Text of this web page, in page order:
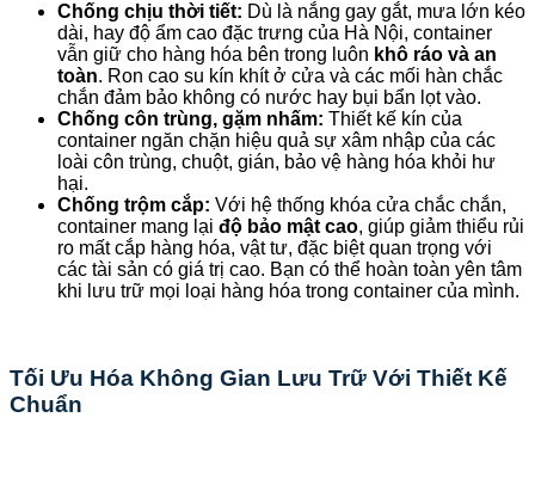
Chống chịu thời tiết: Dù là nắng gay gắt, mưa lớn kéo
dài, hay độ ẩm cao đặc trưng của Hà Nội, container
vẫn giữ cho hàng hóa bên trong luôn khô ráo và an
toàn. Ron cao su kín khít ở cửa và các mối hàn chắc
chắn đảm bảo không có nước hay bụi bẩn lọt vào.
Chống côn trùng, gặm nhấm: Thiết kế kín của
container ngăn chặn hiệu quả sự xâm nhập của các
loài côn trùng, chuột, gián, bảo vệ hàng hóa khỏi hư
hại.
Chống trộm cắp: Với hệ thống khóa cửa chắc chắn,
container mang lại độ bảo mật cao, giúp giảm thiểu rủi
ro mất cắp hàng hóa, vật tư, đặc biệt quan trọng với
các tài sản có giá trị cao. Bạn có thể hoàn toàn yên tâm
khi lưu trữ mọi loại hàng hóa trong container của mình.
Tối Ưu Hóa Không Gian Lưu Trữ Với Thiết Kế
Chuẩn